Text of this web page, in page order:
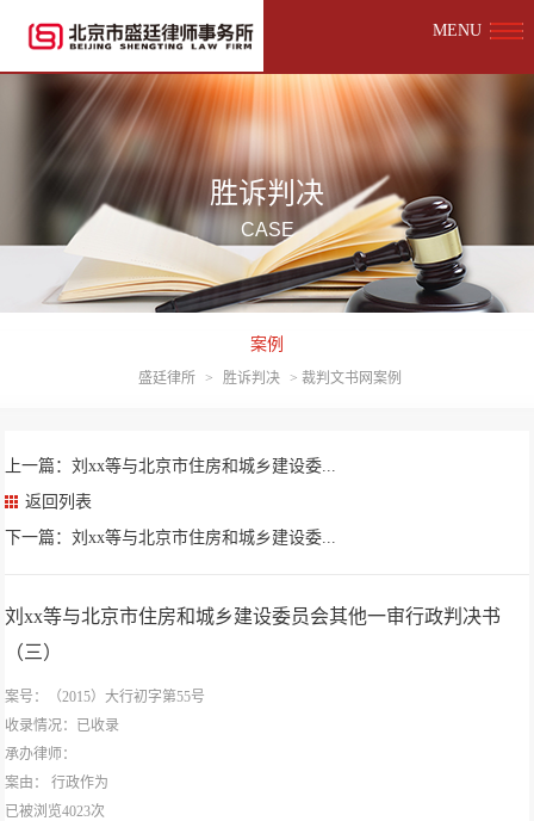
MENU
胜诉判决
CASE
案例
盛廷律所 > 胜诉判决 > 裁判文书网案例
上一篇：刘xx等与北京市住房和城乡建设委...
返回列表
下一篇：刘xx等与北京市住房和城乡建设委...
刘xx等与北京市住房和城乡建设委员会其他一审行政判决书
（三）
案号：（2015）大行初字第55号
收录情况：已收录
承办律师：
案由：行政作为
已被浏览4023次